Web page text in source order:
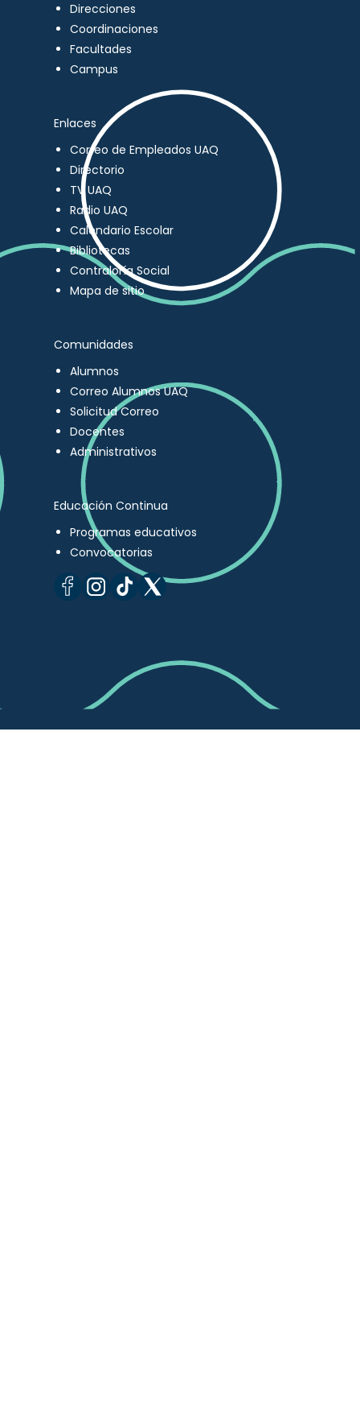
Direcciones
Coordinaciones
Facultades
Campus
Enlaces
Correo de Empleados UAQ
Directorio
TV UAQ
Radio UAQ
Calendario Escolar
Bibliotecas
Contraloría Social
Mapa de sitio
Comunidades
Alumnos
Correo Alumnos UAQ
Solicitud Correo
Docentes
Administrativos
Educación Continua
Programas educativos
Convocatorias